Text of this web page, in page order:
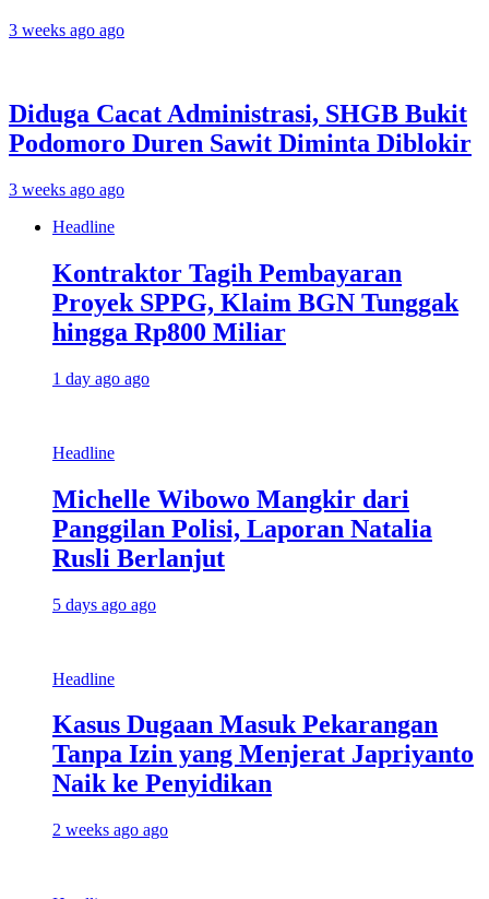
3 weeks ago ago
Diduga Cacat Administrasi, SHGB Bukit
Podomoro Duren Sawit Diminta Diblokir
3 weeks ago ago
Headline
Kontraktor Tagih Pembayaran
Proyek SPPG, Klaim BGN Tunggak
hingga Rp800 Miliar
1 day ago ago
Headline
Michelle Wibowo Mangkir dari
Panggilan Polisi, Laporan Natalia
Rusli Berlanjut
5 days ago ago
Headline
Kasus Dugaan Masuk Pekarangan
Tanpa Izin yang Menjerat Japriyanto
Naik ke Penyidikan
2 weeks ago ago